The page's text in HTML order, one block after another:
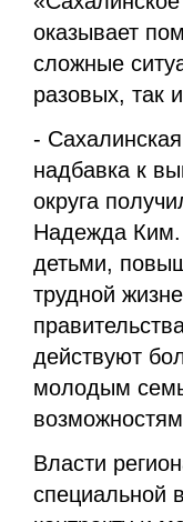
оказывает
сложные
разовых, так
-
надбавка к
округа
Надежда Ким.
детьми,
трудной
действуют
молодым
Власти
специальной